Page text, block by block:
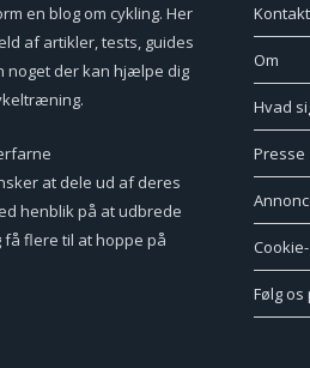
en blog om cykling. Her
af artikler, tests, guides
noget der kan hjælpe dig
at dele ud af deres
henblik på at udbrede
flere til at hoppe på
Kontakt
Om
Hvad
Presse
Følg os